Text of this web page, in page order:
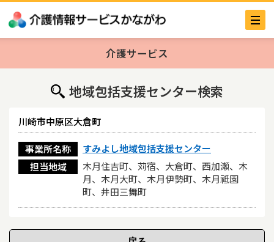
介護サービス
地域包括支援センター検索
川崎市中原区大倉町
事業所名称
すみよし地域包括支援センター
担当地域
木月住吉町、苅宿、大倉町、西加瀬、木
月、木月大町、木月伊勢町、木月祗園
町、井田三舞町